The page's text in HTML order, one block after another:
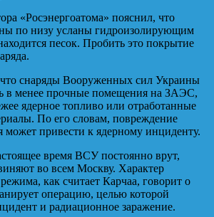
«Росэнергоатома» пояснил, что
по низу усланы гидроизолирующим
песок. Пробить это покрытие
снаряды Вооруженных сил Украины
в менее прочные помещения на ЗАЭС,
ядерное топливо или отработанные
По его словам, повреждение
может привести к ядерному инциденту.
время ВСУ постоянно врут,
во всем Москву. Характер
как считает Карчаа, говорит о
операцию, целью которой
и радиационное заражение.